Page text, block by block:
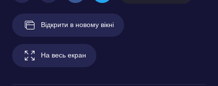
Відкрити в новому вікні
На весь екран